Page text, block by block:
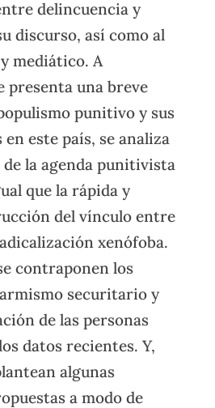
delincuencia y
discurso, así como al
mediático. A
presenta una breve
punitivo y sus
este país, se analiza
la agenda punitivista
que la rápida y
del vínculo entre
xenófoba.
contraponen los
securitario y
de las personas
datos recientes. Y,
algunas
a modo de